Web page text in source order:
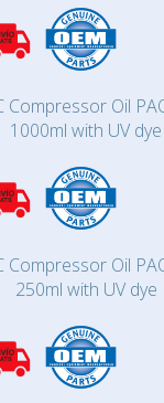
Compressor Oil
1000ml with UV dye
Compressor Oil
250ml with UV dye